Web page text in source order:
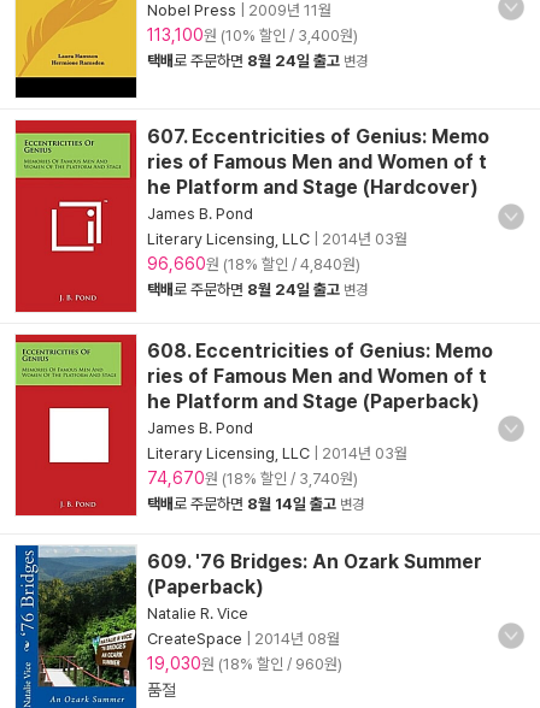
Nobel Press
2009년 11월
113,100원 (10% 할인 / 3,400원)
택배로 주문하면 8월 24일 출고 변경
607. Eccentricities of Genius: Memo
ries of Famous Men and Women of t
he Platform and Stage (Hardcover)
James B. Pond
Literary Licensing, LLC
2014년 03월
96,660원 (18% 할인 / 4,840원)
택배로 주문하면 8월 24일 출고 변경
608. Eccentricities of Genius: Memo
ries of Famous Men and Women of t
he Platform and Stage (Paperback)
James B. Pond
Literary Licensing, LLC
2014년 03월
74,670원 (18% 할인 / 3,740원)
택배로 주문하면 8월 14일 출고 변경
609. '76 Bridges: An Ozark Summer
(Paperback)
Natalie R. Vice
CreateSpace
2014년 08월
19,030원 (18% 할인 / 960원)
품절